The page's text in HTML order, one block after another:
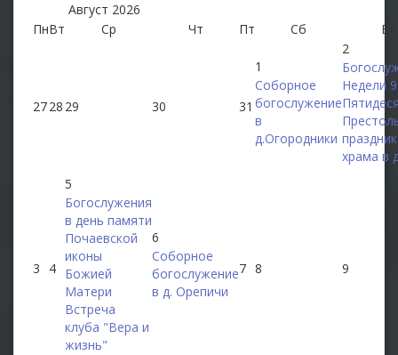
Август 2026
ПнВт Ср Чт Пт Сб Вс
2728 29 30 31
1
Соборное
богослужение
в
д.Огородники
2
Недели
праздник
храма в
3 4
5
Богослужения
в день памяти
Почаевской
иконы
Божией
Матери
Встреча
клуба "Вера и
жизнь"
6
Соборное
богослужение
в д. Орепичи
7 8 9